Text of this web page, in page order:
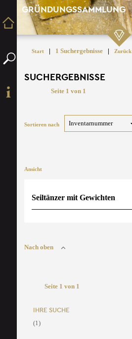
GRÜNDUNGSSAMMLUNG
Start | 1 Suchergebnisse | Zurück
SUCHERGEBNISSE
Seite 1 von 1
Sortieren nach
Ansicht
Seiltänzer mit Gewichten
Nach oben
Seite 1 von 1
IHRE SUCHE
(1)